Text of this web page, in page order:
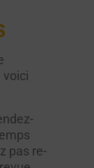
voici
pas re-